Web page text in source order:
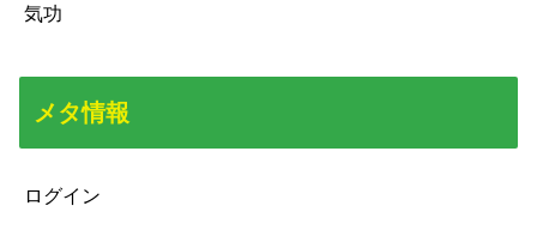
気功
メタ情報
ログイン